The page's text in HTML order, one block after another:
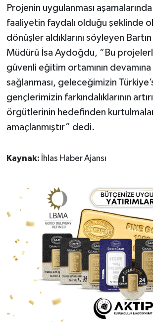
Projenin uygulanması aşamalarında
faaliyetin faydalı olduğu şeklinde
dönüşler aldıklarını söyleyen
Müdürü İsa Aydoğdu, “Bu
güvenli eğitim ortamının devamına
sağlanması, geleceğimizin
gençlerimizin farkındalıklarının
örgütlerinin hedefinden
amaçlanmıştır” dedi.
Kaynak: İhlas Haber Ajansı